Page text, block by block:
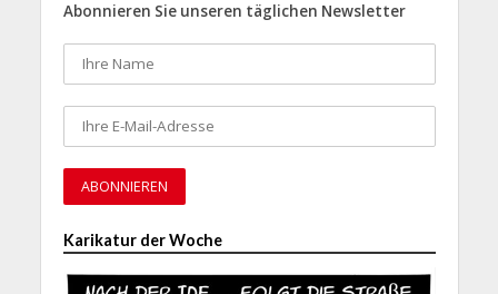
Abonnieren Sie unseren täglichen Newsletter
Karikatur der Woche